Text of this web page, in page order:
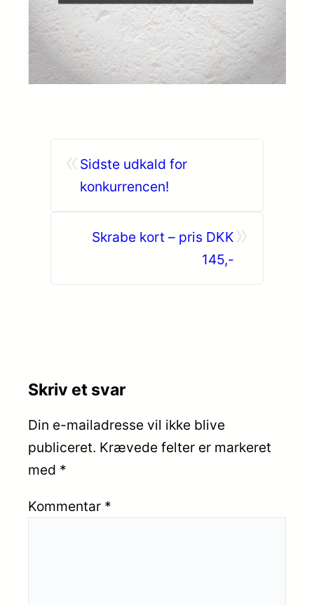
Sidste udkald for
konkurrencen!
Skrabe kort – pris DKK
145,-
Skriv et svar
Din e-mailadresse vil ikke blive
publiceret. Krævede felter er markeret
med *
Kommentar *